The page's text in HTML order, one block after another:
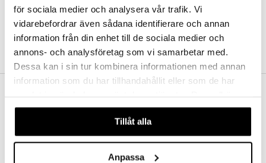
för sociala medier och analysera vår trafik. Vi
vidarebefordrar även sådana identifierare och annan
information från din enhet till de sociala medier och
annons- och analysföretag som vi samarbetar med.
Dessa kan i sin tur kombinera informationen med annan
information som du har tillhandahållit eller som de har
våra cookies vid fortsatt användande av vår webbplats.
Tillåt alla
Anpassa
LUO ASIAKAS
Aina maksuton vaihtoehto, huolimatta siitä ostatko yksittäisen
tuotteen tai koko tilauksellesi joka ylittää 50 €.
NOPEAT TOIMITUKSET
Ennen kello 13.00 tehdyt tilaukset lähetetään normaalisti samana